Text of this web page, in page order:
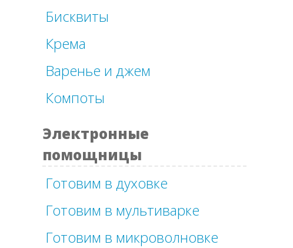
Бисквиты
Крема
Варенье и джем
Компоты
Электронные
помощницы
Готовим в духовке
Готовим в мультиварке
Готовим в микроволновке